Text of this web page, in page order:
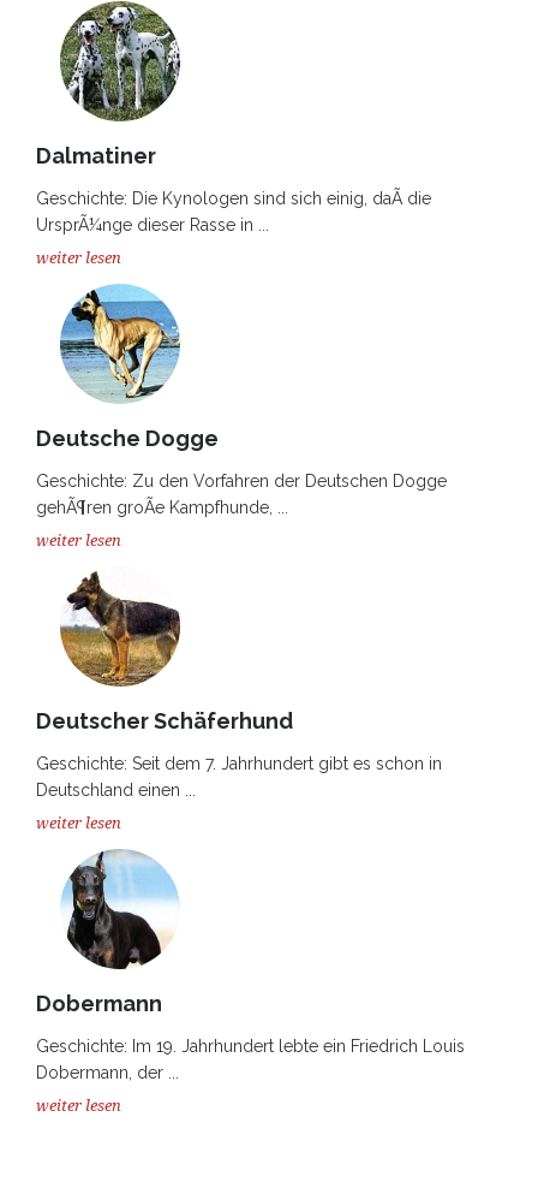
Dalmatiner
Geschichte: Die Kynologen sind sich einig, daÃ die
UrsprÃ¼nge dieser Rasse in ...
weiter lesen
Deutsche Dogge
Geschichte: Zu den Vorfahren der Deutschen Dogge
gehÃ¶ren groÃe Kampfhunde, ...
weiter lesen
Deutscher Schäferhund
Geschichte: Seit dem 7. Jahrhundert gibt es schon in
Deutschland einen ...
weiter lesen
Dobermann
Geschichte: Im 19. Jahrhundert lebte ein Friedrich Louis
Dobermann, der ...
weiter lesen